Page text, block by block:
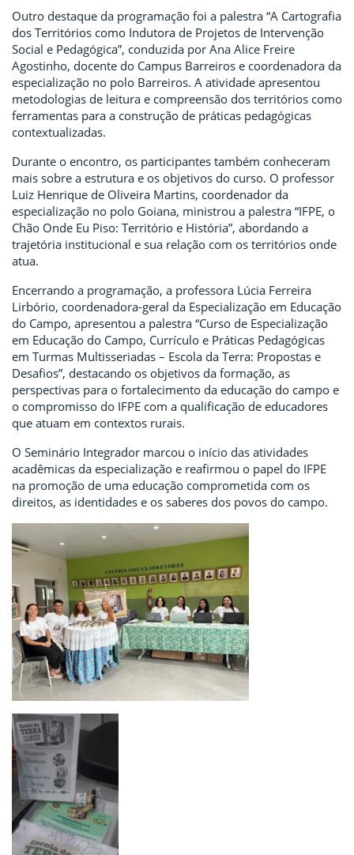
Outro destaque da programação foi a palestra “A Cartografia
dos Territórios como Indutora de Projetos de Intervenção
Social e Pedagógica”, conduzida por Ana Alice Freire
Agostinho, docente do Campus Barreiros e coordenadora da
especialização no polo Barreiros. A atividade apresentou
metodologias de leitura e compreensão dos territórios como
ferramentas para a construção de práticas pedagógicas
contextualizadas.
Durante o encontro, os participantes também conheceram
mais sobre a estrutura e os objetivos do curso. O professor
Luiz Henrique de Oliveira Martins, coordenador da
especialização no polo Goiana, ministrou a palestra “IFPE, o
Chão Onde Eu Piso: Território e História”, abordando a
trajetória institucional e sua relação com os territórios onde
atua.
Encerrando a programação, a professora Lúcia Ferreira
Lirbório, coordenadora-geral da Especialização em Educação
do Campo, apresentou a palestra “Curso de Especialização
em Educação do Campo, Currículo e Práticas Pedagógicas
em Turmas Multisseriadas – Escola da Terra: Propostas e
Desafios”, destacando os objetivos da formação, as
perspectivas para o fortalecimento da educação do campo e
o compromisso do IFPE com a qualificação de educadores
que atuam em contextos rurais.
O Seminário Integrador marcou o início das atividades
acadêmicas da especialização e reafirmou o papel do IFPE
na promoção de uma educação comprometida com os
direitos, as identidades e os saberes dos povos do campo.